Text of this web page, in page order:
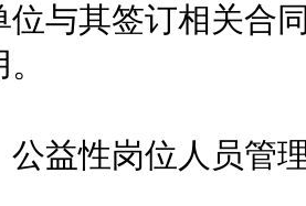
位与其签订相关合
益性岗位人员管